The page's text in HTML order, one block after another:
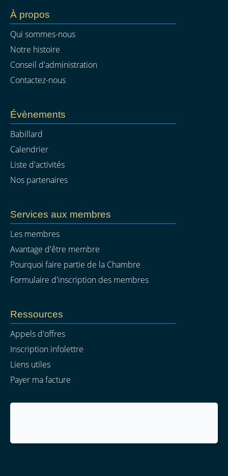
À propos
Qui sommes-nous
Notre histoire
Conseil d'administration
Contactez-nous
Évènements
Babillard
Calendrier
Liste d'activités
Nos partenaires
Services aux membres
Les membres
Avantage d'être membre
Pourquoi faire partie de la Chambre
Formulaire d'inscription des membres
Ressources
Appels d'offres
Inscription infolettre
Liens utiles
Payer ma facture